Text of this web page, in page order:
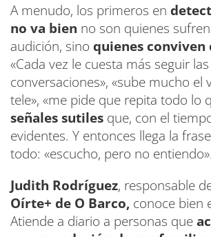
A menudo, los primeros en
no va bien no son quienes
audición, sino quienes conviven
«Cada vez le cuesta más seguir las
conversaciones», «sube mucho el
tele», «me pide que repita todo lo
señales sutiles que, con el
evidentes. Y entonces llega la
todo: «escucho, pero no entiendo».
Judith Rodríguez, responsable
Oírte+ de O Barco, conoce bien
Atiende a diario a personas que